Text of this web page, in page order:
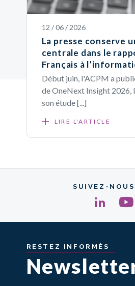
12 / 06 / 2026
La presse conserve
centrale dans le
Français à
Début juin, l'ACPM a
de OneNext Insight 2026,
son étude [...]
LIRE L'ARTICLE
SUIVEZ-NOUS
RESTEZ INFORMÉS